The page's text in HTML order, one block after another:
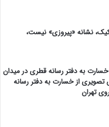
نشانه «پیروزی» نیست،
به دفتر رسانه قطری در میدان
از خسارت به دفتر رسانه
تهران